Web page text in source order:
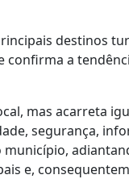
destinos
confirma a
mas acarreta
segurança,
e,